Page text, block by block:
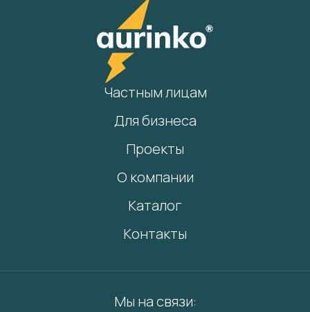
Частным лицам
Для бизнеса
Проекты
О компании
Каталог
Контакты
Мы на связи: